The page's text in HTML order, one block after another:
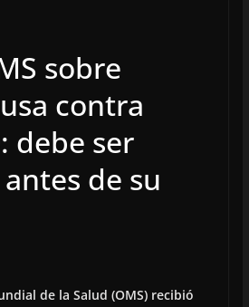
sobre
contra
debe ser
de su
de la Salud (OMS) recibió